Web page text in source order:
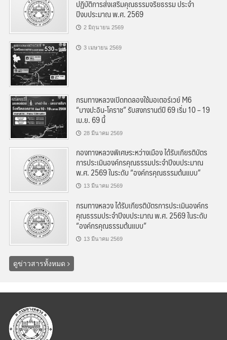
ปฏิบัติการส่งเสริมคุณธรรมจริยธรรม ประจำ
ปีงบประมาณ พ.ศ. 2569
2 มิถุนายน 2569
3 เมษายน 2569
กรมทางหลวงเปิดทดลองใช้มอเตอร์เวย์ M6
“บางปะอิน-โคราช” รับสงกรานต์ปี 69 เริ่ม 10 – 19
เม.ย. 69 นี้
28 มีนาคม 2569
กองทางหลวงพิเศษระหว่างเมือง ได้รับเกียรติบัตร
การประเมินองค์กรคุณธรรมประจำปีงบประมาณ
พ.ศ. 2569 ในระดับ “องค์กรคุณธรรมต้นแบบ”
13 มีนาคม 2569
กรมทางหลวง ได้รับเกียรติบัตรการประเมินองค์กร
คุณธรรมประจำปีงบประมาณ พ.ศ. 2569 ในระดับ
“องค์กรคุณธรรมต้นแบบ”
13 มีนาคม 2569
ดูข่าวสารทั้งหมด